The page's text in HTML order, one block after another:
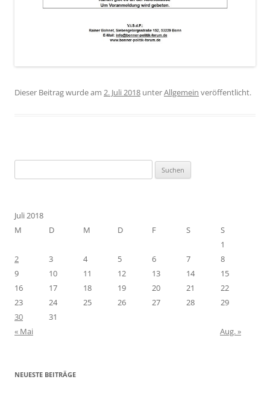
Dieser Beitrag wurde am 2. Juli 2018 unterAllgemein veröffentlicht.
nach:
Juli 2018
M
D M D F S
S
1
2
3 4 5 6 7
8
9
10 11 12 13 14
15
16
17 18 19 20 21
22
23
24 25 26 27 28
29
30
31
« Mai
Aug. »
NEUESTE BEITRÄGE